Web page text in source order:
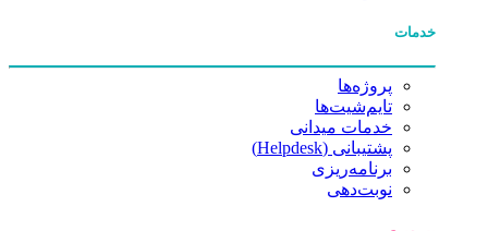
خدمات
پروژه‌ها
تایم‌شیت‌ها
خدمات میدانی
پشتیبانی (Helpdesk)
برنامه‌ریزی
نوبت‌دهی